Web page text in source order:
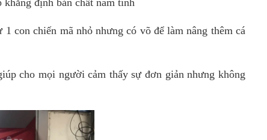
khẳng định bản chất nam tính
con chiến mã nhỏ nhưng có võ để làm nâng thêm cá
cho mọi người cảm thấy sự đơn giản nhưng không